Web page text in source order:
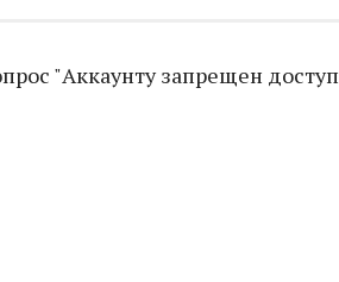
"Аккаунту запрещен